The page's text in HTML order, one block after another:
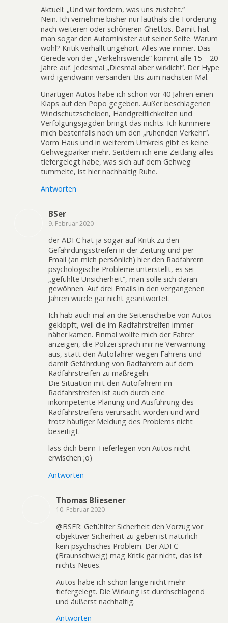
Aktuell: „Und wir fordern, was uns zusteht.“
Nein. Ich vernehme bisher nur lauthals die Forderung
nach weiteren oder schöneren Ghettos. Damit hat
man sogar den Autominister auf seiner Seite. Warum
wohl? Kritik verhallt ungehört. Alles wie immer. Das
Gerede von der „Verkehrswende“ kommt alle 15 – 20
Jahre auf. Jedesmal „Diesmal aber wirklich!“. Der Hype
wird igendwann versanden. Bis zum nächsten Mal.
Unartigen Autos habe ich schon vor 40 Jahren einen
Klaps auf den Popo gegeben. Außer beschlagenen
Windschutzscheiben, Handgreiflichkeiten und
Verfolgungsjagden bringt das nichts. Ich kümmere
mich bestenfalls noch um den „ruhenden Verkehr“.
Vorm Haus und in weiterem Umkreis gibt es keine
Gehwegparker mehr. Seitdem ich eine Zeitlang alles
tiefergelegt habe, was sich auf dem Gehweg
tummelte, ist hier nachhaltig Ruhe.
Antworten
BSer
9. Februar 2020
der ADFC hat ja sogar auf Kritik zu den
Gefährdungsstreifen in der Zeitung und per
Email (an mich persönlich) hier den Radfahrern
psychologische Probleme unterstellt, es sei
„gefühlte Unsicherheit“, man solle sich daran
gewöhnen. Auf drei Emails in den vergangenen
Jahren wurde gar nicht geantwortet.
Ich hab auch mal an die Seitenscheibe von Autos
geklopft, weil die im Radfahrstreifen immer
näher kamen. Einmal wollte mich der Fahrer
anzeigen, die Polizei sprach mir ne Verwarnung
aus, statt den Autofahrer wegen Fahrens und
damit Gefährdung von Radfahrern auf dem
Radfahrstreifen zu maßregeln.
Die Situation mit den Autofahrern im
Radfahrstreifen ist auch durch eine
inkompetente Planung und Ausführung des
Radfahrstreifens verursacht worden und wird
trotz häufiger Meldung des Problems nicht
beseitigt.
lass dich beim Tieferlegen von Autos nicht
erwischen ;o)
Antworten
Thomas Bliesener
10. Februar 2020
@BSER: Gefühlter Sicherheit den Vorzug vor
objektiver Sicherheit zu geben ist natürlich
kein psychisches Problem. Der ADFC
(Braunschweig) mag Kritik gar nicht, das ist
nichts Neues.
Autos habe ich schon lange nicht mehr
tiefergelegt. Die Wirkung ist durchschlagend
und äußerst nachhaltig.
Antworten